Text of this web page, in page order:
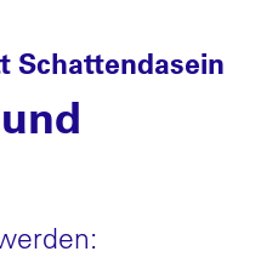
Schattendasein